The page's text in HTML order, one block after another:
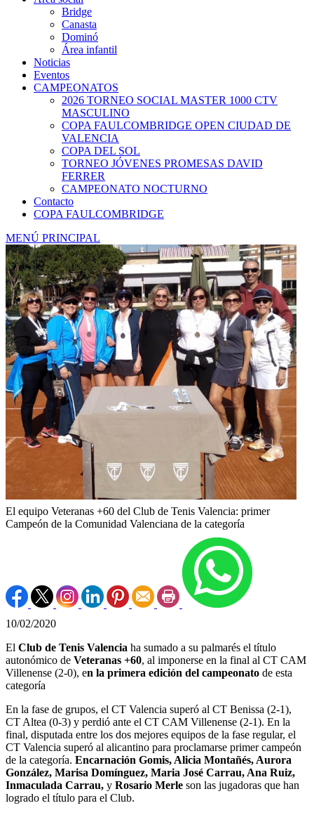
Bridge
Canasta
Dominó
Área infantil
Noticias
Eventos
CAMPEONATOS
2026 TORNEO SOCIAL MASTER 1000 CTV
MASCULINO
COPA FAULCOMBRIDGE OPEN CIUDAD DE
VALENCIA
COPA DEL SOL
TORNEO JÓVENES PROMESAS DAVID
FERRER
CAMPEONATO NOCTURNO
Contacto
COPA FAULCOMBRIDGE
MENÚ PRINCIPAL
El equipo Veteranas +60 del Club de Tenis Valencia: primer
Campeón de la Comunidad Valenciana de la categoría
10/02/2020
El Club de Tenis Valencia ha sumado a su palmarés el título
autonómico de Veteranas +60, al imponerse en la final al CT CAM
Villenense (2-0), en la primera edición del campeonato de esta
categoría
En la fase de grupos, el CT Valencia superó al CT Benissa (2-1),
CT Altea (0-3) y perdió ante el CT CAM Villenense (2-1). En la
final, disputada entre los dos mejores equipos de la fase regular, el
CT Valencia superó al alicantino para proclamarse primer campeón
de la categoría. Encarnación Gomis, Alicia Montañés, Aurora
González, Marisa Domínguez, Maria José Carrau, Ana Ruiz,
Inmaculada Carrau, y Rosario Merle son las jugadoras que han
logrado el título para el Club.